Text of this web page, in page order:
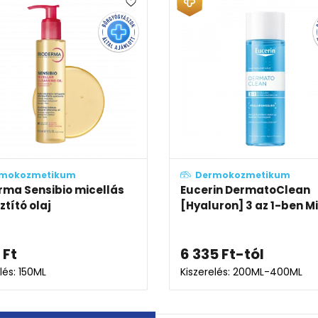
Dermokozmetikum
Bioderma Sensibio Defensive
nyugtató hatású arcápoló